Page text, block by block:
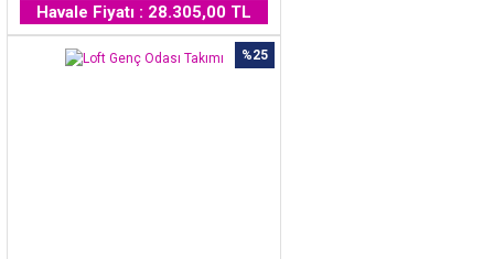
Havale Fiyatı : 28.305,00 TL
%25